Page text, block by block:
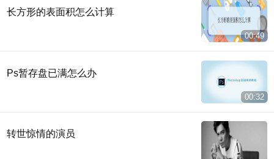
长方形的表面积怎么计算
00:49
Ps暂存盘已满怎么办
00:32
转世惊情的演员